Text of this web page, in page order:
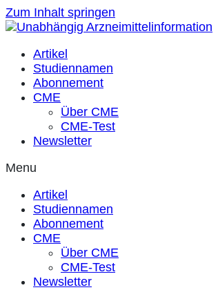
Zum Inhalt springen
Artikel
Studiennamen
Abonnement
CME
Über CME
CME-Test
Newsletter
Menu
Artikel
Studiennamen
Abonnement
CME
Über CME
CME-Test
Newsletter